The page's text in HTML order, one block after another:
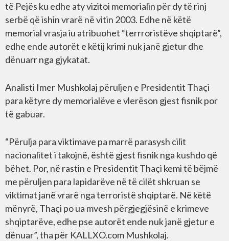
të Pejës ku edhe aty vizitoi memorialin për dy të rinj
serbë që ishin vrarë në vitin 2003. Edhe në këtë
memorial vrasja iu atribuohet “terrroristëve shqiptarë”,
edhe ende autorët e këtij krimi nuk janë gjetur dhe
dënuarr nga gjykatat.
Analisti Imer Mushkolaj përuljen e Presidentit Thaçi
para këtyre dy memorialëve e vlerëson gjest fisnik por
të gabuar.
“Përulja para viktimave pa marrë parasysh cilit
nacionalitet i takojnë, është gjest fisnik nga kushdo që
bëhet. Por, në rastin e Presidentit Thaçi kemi të bëjmë
me përuljen para lapidarëve në të cilët shkruan se
viktimat janë vrarë nga terroristë shqiptarë. Në këtë
mënyrë, Thaçi po ua mvesh përgjegjësinë e krimeve
shqiptarëve, edhe pse autorët ende nuk janë gjetur e
dënuar”, tha për KALLXO.com Mushkolaj.